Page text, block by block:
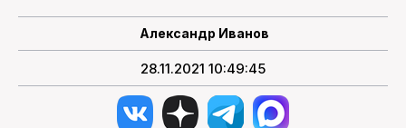
Александр Иванов
28.11.2021 10:49:45